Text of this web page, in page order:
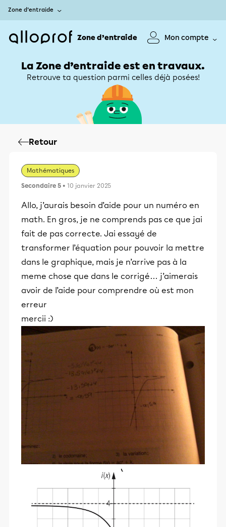
Zone d’entraide
Zone d’entraide Mon compte
La Zone d’entraide est en travaux.
Retrouve ta question parmi celles déjà posées!
Retour
Mathématiques
Secondaire 5 • 10 janvier 2025
Allo, j’aurais besoin d’aide pour un numéro en
math. En gros, je ne comprends pas ce que jai
fait de pas correcte. Jai essayé de
transformer l’équation pour pouvoir la mettre
dans le graphique, mais je n’arrive pas à la
meme chose que dans le corrigé… j’aimerais
avoir de l’aide pour comprendre où est mon
erreur
mercii :)